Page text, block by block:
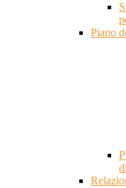
Piano